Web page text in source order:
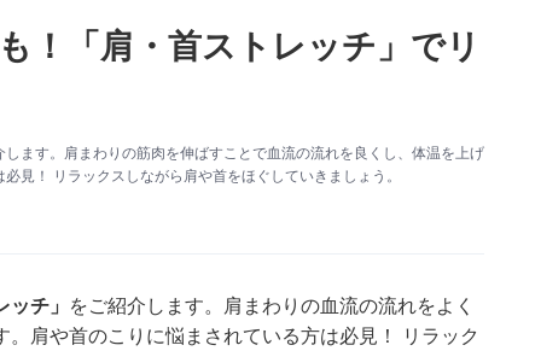
！「肩・首ストレッチ」でリ
ます。肩まわりの筋肉を伸ばすことで血流の流れを良くし、体温を上げ
見！ リラックスしながら肩や首をほぐしていきましょう。
チ」
をご紹介します。肩まわりの血流の流れをよく
肩や首のこりに悩まされている方は必見！ リラック